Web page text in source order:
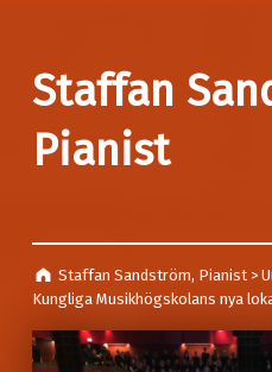
Staffan
Pianist
Staffan Sandström, Pianist >
Kungliga Musikhögskolans nya